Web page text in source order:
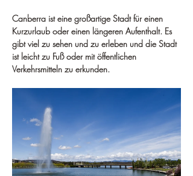
Canberra ist eine großartige Stadt für einen
Kurzurlaub oder einen längeren Aufenthalt. Es
gibt viel zu sehen und zu erleben und die Stadt
ist leicht zu Fuß oder mit öffentlichen
Verkehrsmitteln zu erkunden.